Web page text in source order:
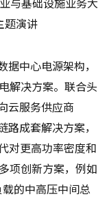
题演讲
据中心电源架构，
解决方案。联合头
云服务供应商
路成套解决方案，
对更高功率密度和
项创新方案，例如
的中高压中间总